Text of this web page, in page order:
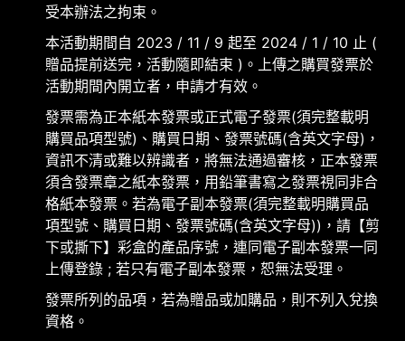
受本辦法之拘束。
本活動期間自 2023 / 11 / 9 起至 2024 / 1 / 10 止 (
贈品提前送完，活動隨即結束 )。上傳之購買發票於
活動期間內開立者，申請才有效。
發票需為正本紙本發票或正式電子發票(須完整載明
購買品項型號)、購買日期、發票號碼(含英文字母)，
資訊不清或難以辨識者，將無法通過審核，正本發票
須含發票章之紙本發票，用鉛筆書寫之發票視同非合
格紙本發票。若為電子副本發票(須完整載明購買品
項型號、購買日期、發票號碼(含英文字母))，請【剪
下或撕下】彩盒的產品序號，連同電子副本發票一同
上傳登錄 ; 若只有電子副本發票，恕無法受理。
發票所列的品項，若為贈品或加購品，則不列入兌換
資格。